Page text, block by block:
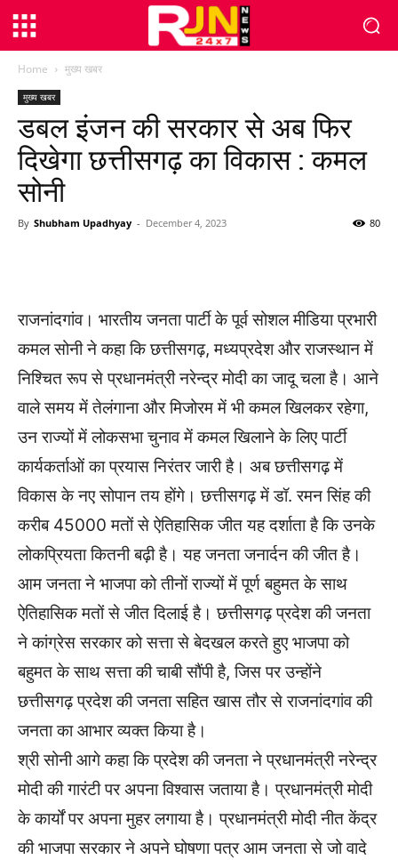
Home मुख्य खबर
मुख्य खबर
डबल इंजन की सरकार से अब फिर
दिखेगा छत्तीसगढ़ का विकास : कमल
सोनी
By Shubham Upadhyay - December 4, 2023 80
राजनांदगांव। भारतीय जनता पार्टी के पूर्व सोशल मीडिया प्रभारी
कमल सोनी ने कहा कि छत्तीसगढ़, मध्यप्रदेश और राजस्थान में
निश्चित रूप से प्रधानमंत्री नरेन्द्र मोदी का जादू चला है। आने
वाले समय में तेलंगाना और मिजोरम में भी कमल खिलकर रहेगा,
उन राज्यों में लोकसभा चुनाव में कमल खिलाने के लिए पार्टी
कार्यकर्ताओं का प्रयास निरंतर जारी है। अब छत्तीसगढ़ में
विकास के नए सोपान तय होंगे। छत्तीसगढ़ में डॉ. रमन सिंह की
करीब 45000 मतों से ऐतिहासिक जीत यह दर्शाता है कि उनके
लोकप्रियता कितनी बढ़ी है। यह जनता जनार्दन की जीत है।
आम जनता ने भाजपा को तीनों राज्यों में पूर्ण बहुमत के साथ
ऐतिहासिक मतों से जीत दिलाई है। छत्तीसगढ़ प्रदेश की जनता
ने कांग्रेस सरकार को सत्ता से बेदखल करते हुए भाजपा को
बहुमत के साथ सत्ता की चाबी सौंपी है, जिस पर उन्होंने
छत्तीसगढ़ प्रदेश की जनता सहित खास तौर से राजनांदगांव की
जनता का आभार व्यक्त किया है।
श्री सोनी आगे कहा कि प्रदेश की जनता ने प्रधानमंत्री नरेन्द्र
मोदी की गारंटी पर अपना विश्वास जताया है। प्रधानमंत्री मोदी
के कार्यों पर अपना मुहर लगाया है। प्रधानमंत्री मोदी नीत केंद्र
की भाजपा सरकार ने अपने घोषणा पत्र आम जनता से जो वादे